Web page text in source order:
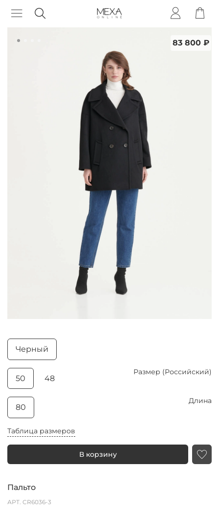
Пальто
83 800 ₽
АРТ. CR6036-3
Таблица размеров
В корзину
Черный
Размер (Российский)
50 48
Длина
80